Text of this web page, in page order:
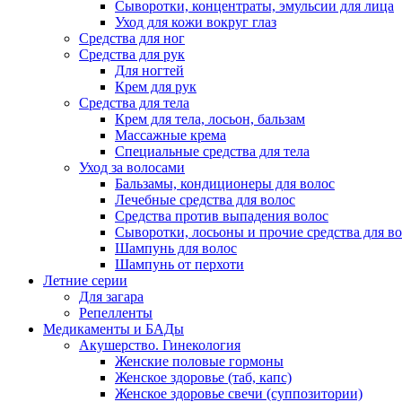
Сыворотки, концентраты, эмульсии для лица
Уход для кожи вокруг глаз
Средства для ног
Средства для рук
Для ногтей
Крем для рук
Средства для тела
Крем для тела, лосьон, бальзам
Массажные крема
Специальные средства для тела
Уход за волосами
Бальзамы, кондиционеры для волос
Лечебные средства для волос
Средства против выпадения волос
Сыворотки, лосьоны и прочие средства для
Шампунь для волос
Шампунь от перхоти
Летние серии
Для загара
Репелленты
Медикаменты и БАДы
Акушерство. Гинекология
Женские половые гормоны
Женское здоровье (таб, капс)
Женское здоровье свечи (суппозитории)